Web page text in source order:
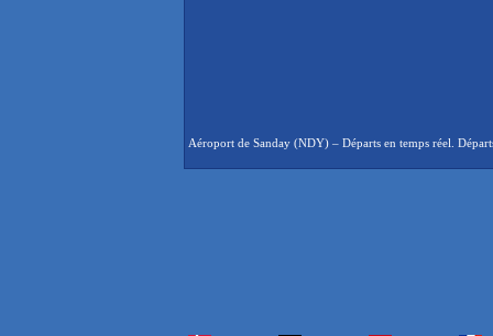
Aéroport de Sanday (NDY) – Départs en temps réel.